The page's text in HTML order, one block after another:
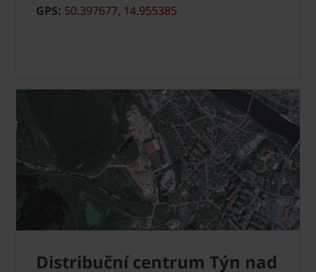
GPS: 50.397677, 14.955385
Distribuční centrum Týn nad